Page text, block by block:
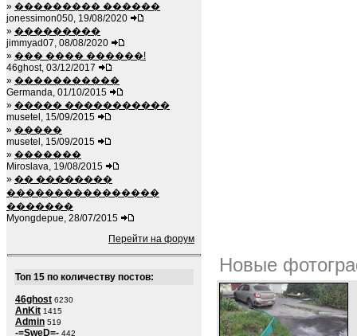
» ��������� ������
jonessimon050, 19/08/2020
» ���������
jimmyad07, 08/08/2020
» ��� ���� ������!
46ghost, 03/12/2017
» �����������
Germanda, 01/10/2015
» ����� �����������
musetel, 15/09/2015
» �����
musetel, 15/09/2015
» �������
Miroslava, 19/08/2015
» �� ��������
����������������
�������
Myongdepue, 28/07/2015
Перейти на форум
Топ 15 по количеству постов:
46ghost 6230
AnKit 1415
Admin 519
-=SweD=- 442
Новые